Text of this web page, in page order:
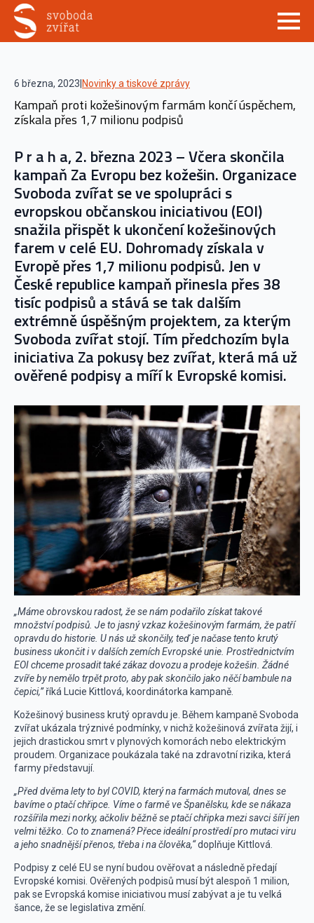
6 března, 2023 Novinky a tiskové zprávy
Kampaň proti kožešinovým farmám končí úspěchem,
získala přes 1,7 milionu podpisů
P r a h a, 2. března 2023 – Včera skončila
kampaň Za Evropu bez kožešin. Organizace
Svoboda zvířat se ve spolupráci s
evropskou občanskou iniciativou (EOI)
snažila přispět k ukončení kožešinových
farem v celé EU. Dohromady získala v
Evropě přes 1,7 milionu podpisů. Jen v
České republice kampaň přinesla přes 38
tisíc podpisů a stává se tak dalším
extrémně úspěšným projektem, za kterým
Svoboda zvířat stojí. Tím předchozím byla
iniciativa Za pokusy bez zvířat, která má už
ověřené podpisy a míří k Evropské komisi.
„Máme obrovskou radost, že se nám podařilo získat takové
množství podpisů. Je to jasný vzkaz kožešinovým farmám, že patří
opravdu do historie. U nás už skončily, teď je načase tento krutý
business ukončit i v dalších zemích Evropské unie. Prostřednictvím
EOI chceme prosadit také zákaz dovozu a prodeje kožešin. Žádné
zvíře by nemělo trpět proto, aby pak skončilo jako něčí bambule na
čepici,”říká Lucie Kittlová, koordinátorka kampaně.
Kožešinový business krutý opravdu je. Během kampaně Svoboda
zvířat ukázala trýznivé podmínky, v nichž kožešinová zvířata žijí, i
jejich drastickou smrt v plynových komorách nebo elektrickým
proudem. Organizace poukázala také na zdravotní rizika, která
farmy představují.
„Před dvěma lety to byl COVID, který na farmách mutoval, dnes se
bavíme o ptačí chřipce. Víme o farmě ve Španělsku, kde se nákaza
rozšířila mezi norky, ačkoliv běžně se ptačí chřipka mezi savci šíří jen
velmi těžko. Co to znamená? Přece ideální prostředí pro mutaci viru
a jeho snadnější přenos, třeba i na člověka,“doplňuje Kittlová.
Podpisy z celé EU se nyní budou ověřovat a následně předají
Evropské komisi. Ověřených podpisů musí být alespoň 1 milion,
pak se Evropská komise iniciativou musí zabývat a je tu velká
šance, že se legislativa změní.